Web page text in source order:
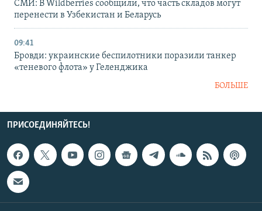
СМИ: В Wildberries сообщили, что часть складов могут
перенести в Узбекистан и Беларусь
09:41
Бровди: украинские беспилотники поразили танкер
«теневого флота» у Геленджика
БОЛЬШЕ
ПРИСОЕДИНЯЙТЕСЬ!